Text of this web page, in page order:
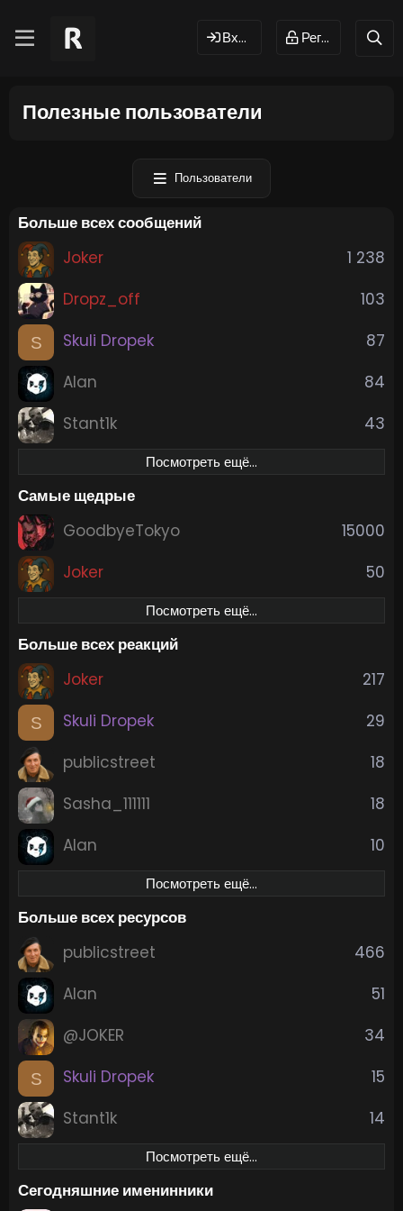
Вход Регистрация
Полезные пользователи
Пользователи
Больше всех сообщений
1 238
Joker
103
Dropz_off
S 87
Skuli Dropek
84
Alan
43
Stant1k
Посмотреть ещё…
Самые щедрые
15000
GoodbyeTokyo
50
Joker
Посмотреть ещё…
Больше всех реакций
217
Joker
S 29
Skuli Dropek
18
publicstreet
18
Sasha_111111
10
Alan
Посмотреть ещё…
Больше всех ресурсов
466
publicstreet
51
Alan
34
@JOKER
S 15
Skuli Dropek
14
Stant1k
Посмотреть ещё…
Сегодняшние именинники